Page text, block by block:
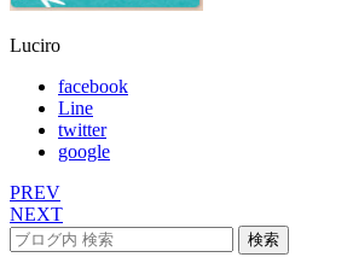
Luciro
facebook
Line
twitter
google
PREV
NEXT